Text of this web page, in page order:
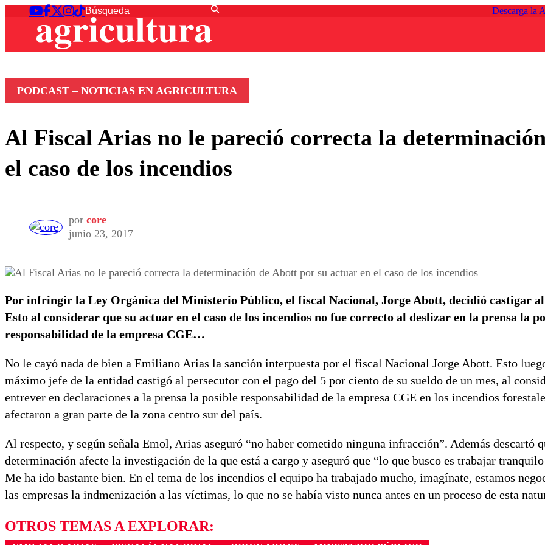
Descarga la
PODCAST – NOTICIAS EN AGRICULTURA
Al Fiscal Arias no le pareció correcta la
el caso de los incendios
por core
junio 23, 2017
Por infringir la Ley Orgánica del Ministerio Público, el fiscal Nacional, Jorge Abott, decidió castigar al
Esto al considerar que su actuar en el caso de los incendios no fue correcto al deslizar en la prensa la
responsabilidad de la empresa CGE…
No le cayó nada de bien a Emiliano Arias la sanción interpuesta por el fiscal Nacional Jorge Abott. Esto
máximo jefe de la entidad castigó al persecutor con el pago del 5 por ciento de su sueldo de un mes, al
entrever en declaraciones a la prensa la posible responsabilidad de la empresa CGE en los incendios
afectaron a gran parte de la zona centro sur del país.
Al respecto, y según señala Emol, Arias aseguró “no haber cometido ninguna infracción”. Además descartó
determinación afecte la investigación de la que está a cargo y aseguró que “lo que busco es trabajar
Me ha ido bastante bien. En el tema de los incendios el equipo ha trabajado mucho, imagínate, estamos
las empresas la indmenización a las víctimas, lo que no se había visto nunca antes en un proceso de esta
OTROS TEMAS A EXPLORAR: